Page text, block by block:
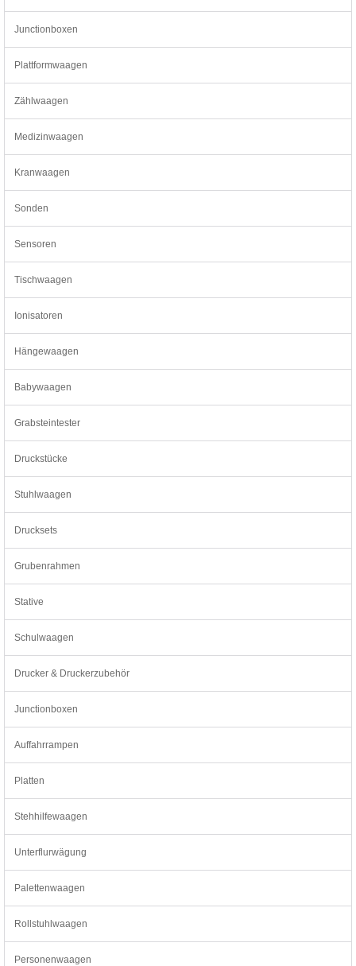
Junctionboxen
Plattformwaagen
Zählwaagen
Medizinwaagen
Kranwaagen
Sonden
Sensoren
Tischwaagen
Ionisatoren
Hängewaagen
Babywaagen
Grabsteintester
Druckstücke
Stuhlwaagen
Drucksets
Grubenrahmen
Stative
Schulwaagen
Drucker & Druckerzubehör
Junctionboxen
Auffahrrampen
Platten
Stehhilfewaagen
Unterflurwägung
Palettenwaagen
Rollstuhlwaagen
Personenwaagen